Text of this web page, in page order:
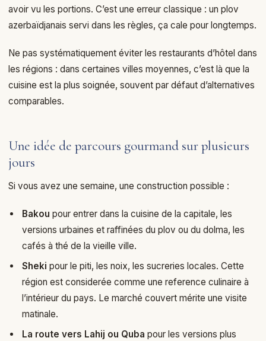
avoir vu les portions. C’est une erreur classique : un plov
azerbaïdjanais servi dans les règles, ça cale pour longtemps.
Ne pas systématiquement éviter les restaurants d’hôtel dans
les régions : dans certaines villes moyennes, c’est là que la
cuisine est la plus soignée, souvent par défaut d’alternatives
comparables.
Une idée de parcours gourmand sur plusieurs
jours
Si vous avez une semaine, une construction possible :
Bakou pour entrer dans la cuisine de la capitale, les
versions urbaines et raffinées du plov ou du dolma, les
cafés à thé de la vieille ville.
Sheki pour le piti, les noix, les sucreries locales. Cette
région est considerée comme une reference culinaire à
l’intérieur du pays. Le marché couvert mérite une visite
matinale.
La route vers Lahij ou Quba pour les versions plus